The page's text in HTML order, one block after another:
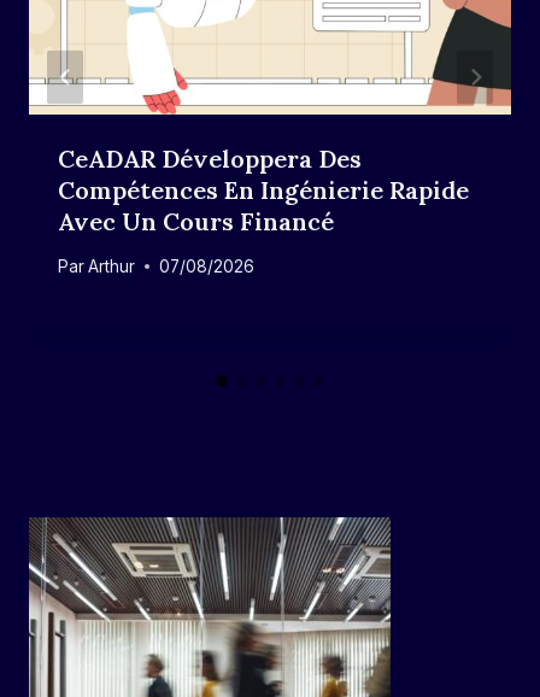
CeADAR Développera Des
Compétences En Ingénierie Rapide
Avec Un Cours Financé
ParArthur 07/08/2026